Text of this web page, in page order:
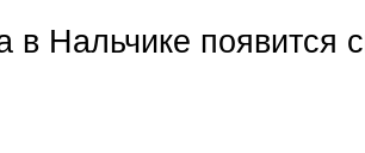
в Нальчике появится